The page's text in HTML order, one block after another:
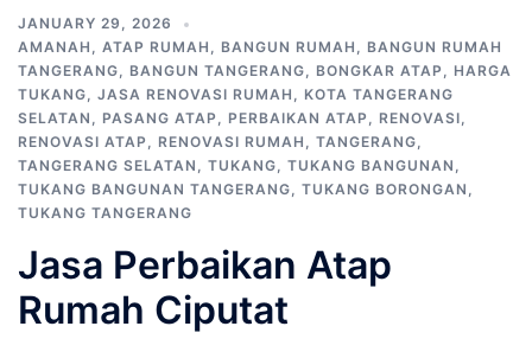
JANUARY 29, 2026
AMANAH , ATAP RUMAH , BANGUN RUMAH , BANGUN RUMAH
TANGERANG, BANGUN TANGERANG, BONGKAR ATAP , HARGA
TUKANG, JASA RENOVASI RUMAH , KOTA TANGERANG
SELATAN , PASANG ATAP , PERBAIKAN ATAP , RENOVASI,
RENOVASI ATAP , RENOVASI RUMAH , TANGERANG,
TANGERANG SELATAN , TUKANG, TUKANG BANGUNAN ,
TUKANG BANGUNAN TANGERANG, TUKANG BORONGAN ,
TUKANG TANGERANG
Jasa Perbaikan Atap
Rumah Ciputat